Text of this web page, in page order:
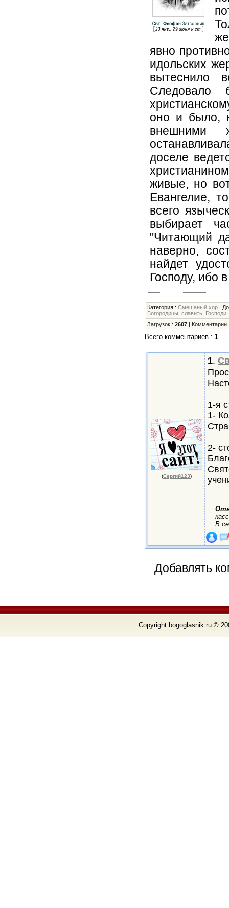
явно
идольских
вытеснило
Следовало
оно и было,
внешними
доселе
живые, но
Евангелие,
всего
выбирает
"Читающий
наверно,
найдет
Господу, ибо
Категория :Смешаный хор
Богородицы ,славить
Господи
Загрузок :2607 Комментарии
Всего комментариев :1
(Сергий123)
1.
1-я
1-
2-
В
Добавлять
Copyright bogoglasnik.ru ©